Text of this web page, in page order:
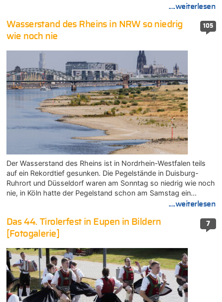
....weiterlesen
105
Wasserstand des Rheins in NRW so niedrig
wie noch nie
Der Wasserstand des Rheins ist in Nordrhein-Westfalen teils
auf ein Rekordtief gesunken. Die Pegelstände in Duisburg-
Ruhrort und Düsseldorf waren am Sonntag so niedrig wie noch
nie, in Köln hatte der Pegelstand schon am Samstag ein…
....weiterlesen
7
Das 44. Tirolerfest in Eupen in Bildern
[Fotogalerie]